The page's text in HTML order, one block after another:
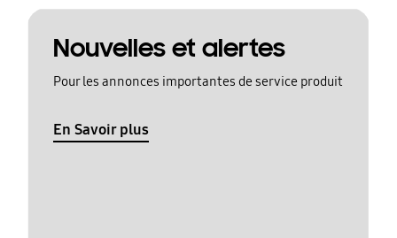
Nouvelles et alertes
Pour les annonces importantes de service produit
En Savoir plus